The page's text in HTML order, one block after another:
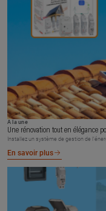
À la une
Une rénovation tout en élégance
Installez un système de gestion de
En savoir plus